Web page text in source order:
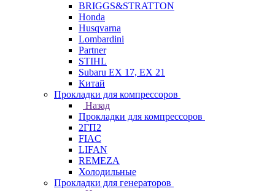
BRIGGS&STRATTON
Honda
Husqvarna
Lombardini
Partner
STIHL
Subaru EX 17, EX 21
Китай
Прокладки для компрессоров
Назад
Прокладки для компрессоров
2ГП2
FIAC
LIFAN
REMEZA
Холодильные
Прокладки для генераторов